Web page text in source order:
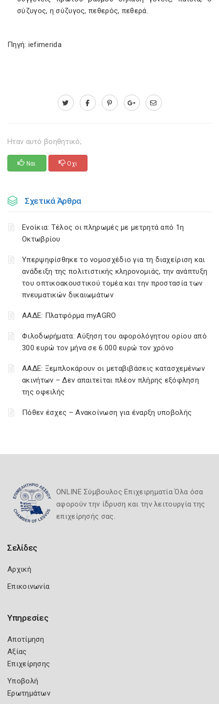
σύζυγος, η σύζυγος, πεθερός, πεθερά.
Πηγή: iefimerida
Ηταν αυτό βοηθητικό;
Ναι Οχι
Σχετικά Άρθρα
Ενοίκια: Τέλος οι πληρωμές με μετρητά από 1η
Οκτωβρίου
Υπερψηφίσθηκε το νομοσχέδιο για τη διαχείριση και
ανάδειξη της πολιτιστικής κληρονομιάς, την ανάπτυξη
του οπτικοακουστικού τομέα και την προστασία των
πνευματικών δικαιωμάτων
ΑΑΔΕ: Πλατφόρμα myAGRO
Φιλοδωρήματα: Αύξηση του αφορολόγητου ορίου από
300 ευρώ τον μήνα σε 6.000 ευρώ τον χρόνο
ΑΑΔΕ: Ξεμπλοκάρουν οι μεταβιβάσεις κατασχεμένων
ακινήτων – Δεν απαιτείται πλέον πλήρης εξόφληση
της οφειλής
Πόθεν έσχες – Ανακοίνωση για έναρξη υποβολής
ONLINE Σύμβουλος Επιχειρηματία Όλα όσα
αφορούν την ίδρυση και την λειτουργία της
επιχείρησής σας.
Σελίδες
Αρχική
Επικοινωνία
Υπηρεσίες
Αποτίμηση
Αξίας
Επιχείρησης
Υποβολή
Ερωτημάτων